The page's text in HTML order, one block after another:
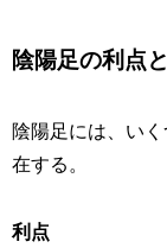
陰陽足の利点
陰陽足には、い
在する。
利点